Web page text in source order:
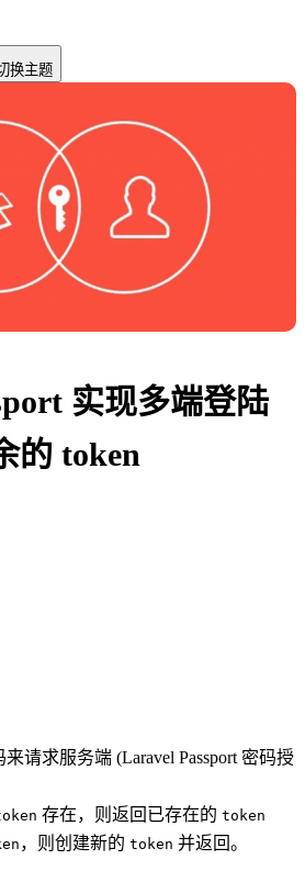
换主题
实现多端登陆
的 token
请求服务端 (Laravel Passport 密码授
存在，则返回已存在的 token
，则创建新的 token 并返回。